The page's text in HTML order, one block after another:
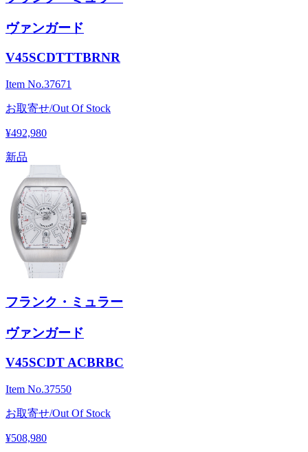
ヴァンガード
V45SCDTTTBRNR
Item No.37671
お取寄せ/Out Of Stock
¥492,980
新品
フランク・ミュラー
ヴァンガード
V45SCDT ACBRBC
Item No.37550
お取寄せ/Out Of Stock
¥508,980